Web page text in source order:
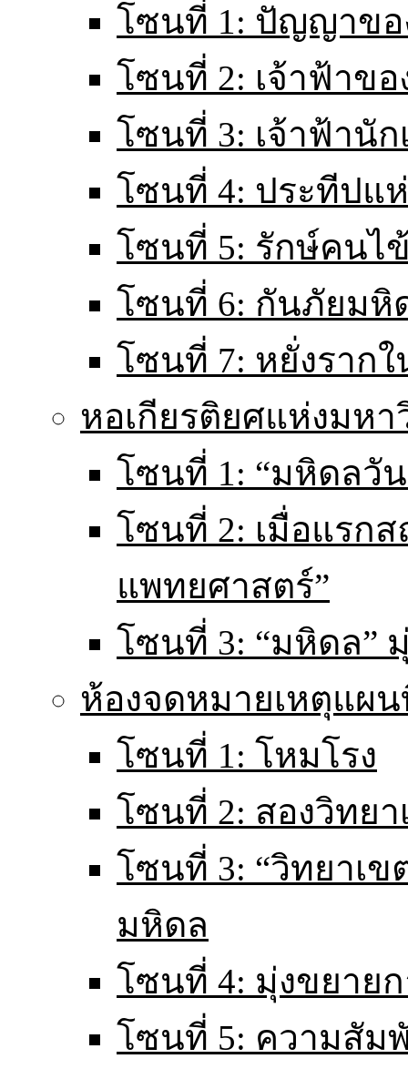
โซนที่ 1: ปัญญาข
โซนที่ 2: เจ้าฟ้าข
โซนที่ 3: เจ้าฟ้านัก
โซนที่ 4: ประทีปแ
โซนที่ 5: รักษ์คนไ
โซนที่ 6: กันภัยมหิ
โซนที่ 7: หยั่งราก
หอเกียรติยศแห่งมห
โซนที่ 1: “มหิดลวั
โซนที่ 2: เมื่อแรก
แพทยศาสตร์”
โซนที่ 3: “มหิดล”
ห้องจดหมายเหตุแผ
โซนที่ 1: โหมโรง
โซนที่ 2: สองวิทย
โซนที่ 3: “วิทยาเ
มหิดล
โซนที่ 4: มุ่งขยาย
โซนที่ 5: ความสัม